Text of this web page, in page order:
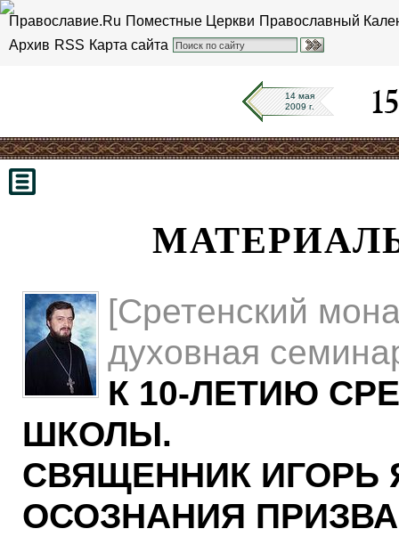
Православие.Ru Поместные Церкви Православный
Архив RSS Карта сайта
14 мая
2009 г.
[Сретенский
духовная
К 10-ЛЕТИЮ
ШКОЛЫ.
СВЯЩЕННИК ИГОРЬ
ОСОЗНАНИЯ